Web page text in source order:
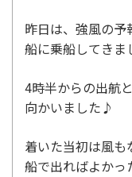
昨日は、強風の
船に乗船してきま
4時半からの出航
向かいました♪
着いた当初は風
船で出ればよかっ